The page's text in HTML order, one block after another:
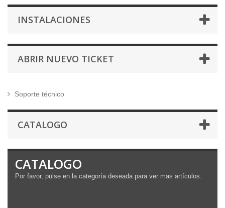
INSTALACIONES
ABRIR NUEVO TICKET
Soporte técnico
CATALOGO
CATALOGO
Por favor, pulse en la categoría deseada para ver mas artículos.